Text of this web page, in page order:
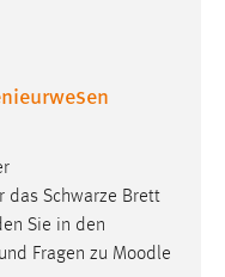
das Schwarze Brett
Sie in den
Fragen zu Moodle